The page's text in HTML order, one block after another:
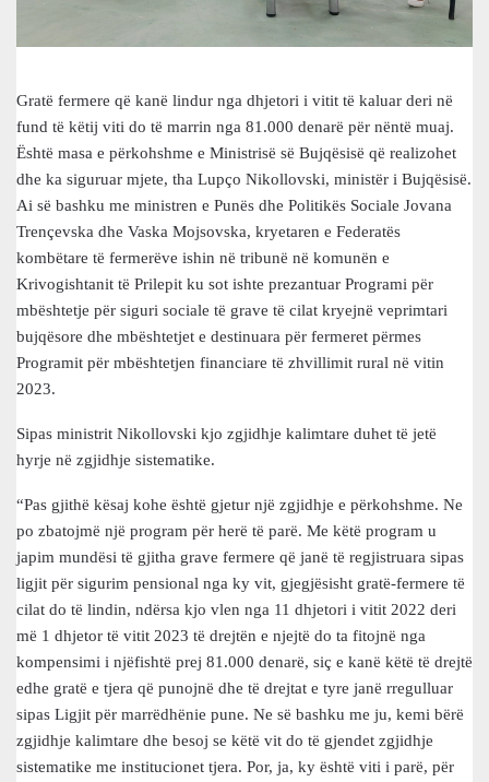
Gratë fermere që kanë lindur nga dhjetori i vitit të kaluar deri në
fund të këtij viti do të marrin nga 81.000 denarë për nëntë muaj.
Është masa e përkohshme e Ministrisë së Bujqësisë që realizohet
dhe ka siguruar mjete, tha Lupço Nikollovski, ministër i Bujqësisë.
Ai së bashku me ministren e Punës dhe Politikës Sociale Jovana
Trençevska dhe Vaska Mojsovska, kryetaren e Federatës
kombëtare të fermerëve ishin në tribunë në komunën e
Krivogishtanit të Prilepit ku sot ishte prezantuar Programi për
mbështetje për siguri sociale të grave të cilat kryejnë veprimtari
bujqësore dhe mbështetjet e destinuara për fermeret përmes
Programit për mbështetjen financiare të zhvillimit rural në vitin
2023.
Sipas ministrit Nikollovski kjo zgjidhje kalimtare duhet të jetë
hyrje në zgjidhje sistematike.
“Pas gjithë kësaj kohe është gjetur një zgjidhje e përkohshme. Ne
po zbatojmë një program për herë të parë. Me këtë program u
japim mundësi të gjitha grave fermere që janë të regjistruara sipas
ligjit për sigurim pensional nga ky vit, gjegjësisht gratë-fermere të
cilat do të lindin, ndërsa kjo vlen nga 11 dhjetori i vitit 2022 deri
më 1 dhjetor të vitit 2023 të drejtën e njejtë do ta fitojnë nga
kompensimi i njëfishtë prej 81.000 denarë, siç e kanë këtë të drejtë
edhe gratë e tjera që punojnë dhe të drejtat e tyre janë rregulluar
sipas Ligjit për marrëdhënie pune. Ne së bashku me ju, kemi bërë
zgjidhje kalimtare dhe besoj se këtë vit do të gjendet zgjidhje
sistematike me institucionet tjera. Por, ja, ky është viti i parë, për